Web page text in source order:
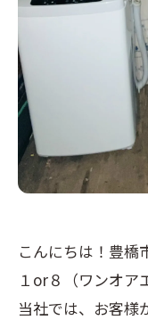
こんにちは！豊橋
１or８（ワンオア
当社では、お客様